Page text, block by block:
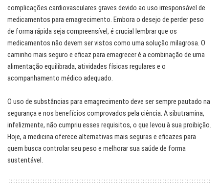
complicações cardiovasculares graves devido ao uso irresponsável de
medicamentos para emagrecimento. Embora o desejo de perder peso
de forma rápida seja compreensível, é crucial lembrar que os
medicamentos não devem ser vistos como uma solução milagrosa. O
caminho mais seguro e eficaz para emagrecer é a combinação de uma
alimentação equilibrada, atividades físicas regulares e o
acompanhamento médico adequado.
O uso de substâncias para emagrecimento deve ser sempre pautado na
segurança e nos benefícios comprovados pela ciência. A sibutramina,
infelizmente, não cumpriu esses requisitos, o que levou à sua proibição.
Hoje, a medicina oferece alternativas mais seguras e eficazes para
quem busca controlar seu peso e melhorar sua saúde de forma
sustentável.